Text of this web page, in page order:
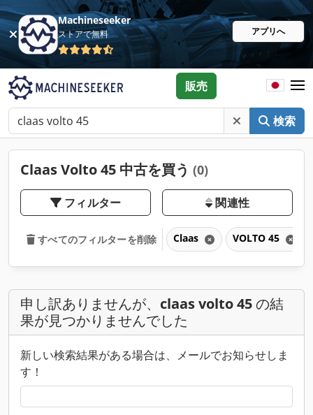
Machineseeker
ストアで無料 アプリへ
検索
販売
Claas Volto 45 中古を買う (0)
フィルター 関連性
すべてのフィルターを削除 Claas VOLTO 45
申し訳ありませんが、 claas volto 45の結
果が見つかりませんでした
新しい検索結果がある場合は、メールでお知らせしま
す！